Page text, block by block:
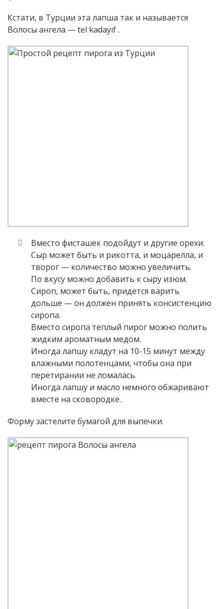
Кстати, в Турции эта лапша так и называется
Волосы ангела — tel kadayıf .
Вместо фисташек подойдут и другие орехи.
Сыр может быть и рикотта, и моцарелла, и
творог — количество можно увеличить.
По вкусу можно добавить к сыру изюм.
Сироп, может быть, придется варить
дольше — он должен принять консистенцию
сиропа.
Вместо сиропа теплый пирог можно полить
жидким ароматным медом.
Иногда лапшу кладут на 10-15 минут между
влажными полотенцами, чтобы она при
перетирании не ломалась.
Иногда лапшу и масло немного обжаривают
вместе на сковородке.
Форму застелите бумагой для выпечки.